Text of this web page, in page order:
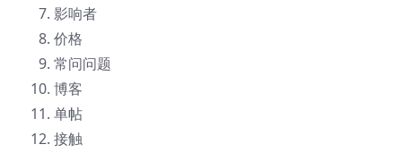
影响者
价格
常问问题
博客
单帖
接触